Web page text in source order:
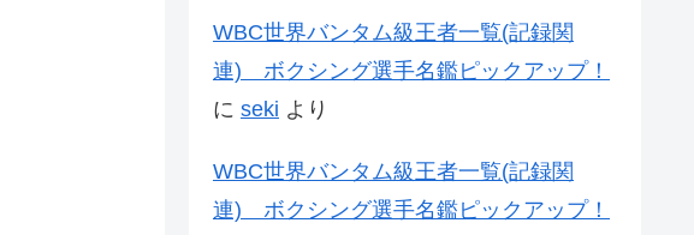
WBC世界バンタム級王者一覧(記録関
連) ボクシング選手名鑑ピックアップ！
に seki より
WBC世界バンタム級王者一覧(記録関
連) ボクシング選手名鑑ピックアップ！